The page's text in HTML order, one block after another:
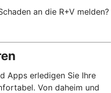
an die R+V melden?
Apps erledigen Sie Ihre
Von daheim und